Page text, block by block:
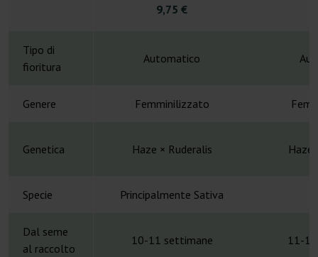
9,75 €
Tipo di
fioritura
Automatico
Genere Femminilizzato
Genetica Haze × Ruderalis Haze
Specie Principalmente Sativa
Dal seme
al raccolto
10-11 settimane 11-